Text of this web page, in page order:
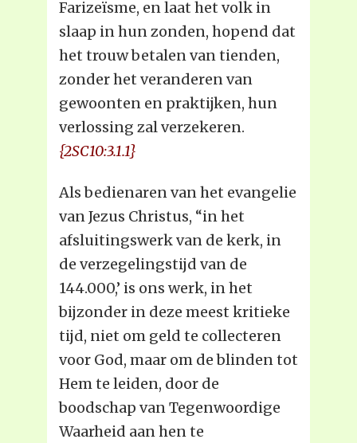
Farizeïsme, en laat het volk in
slaap in hun zonden, hopend dat
het trouw betalen van tienden,
zonder het veranderen van
gewoonten en praktijken, hun
verlossing zal verzekeren.
{2SC10:3.1.1}
Als bedienaren van het evangelie
van Jezus Christus, “in het
afsluitingswerk van de kerk, in
de verzegelingstijd van de
144.000,’ is ons werk, in het
bijzonder in deze meest kritieke
tijd, niet om geld te collecteren
voor God, maar om de blinden tot
Hem te leiden, door de
boodschap van Tegenwoordige
Waarheid aan hen te